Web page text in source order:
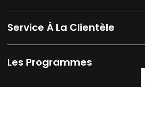
Service À La Clientèle
Les Programmes